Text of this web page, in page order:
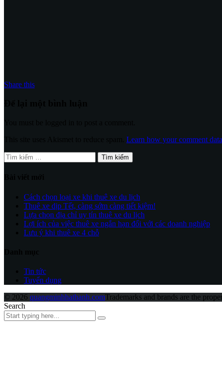
Share this
Learn how your comment
Tìm
kiếm
Cách chọn loại xe khi thuê xe du lịch
Thuê xe dịp Tết, càng sớm càng tiết kiệm!
Lựa chọn địa chỉ uy tín thuê xe du lịch
Lợi ích của việc thuê xe ngắn hạn đối với các doanh nghiệp
Lưu ý khi thuê xe 4 chỗ
Tin tức
Tuyển dụng
© 2026 quangminhhathanh.comTrademarks and brands are the
Search